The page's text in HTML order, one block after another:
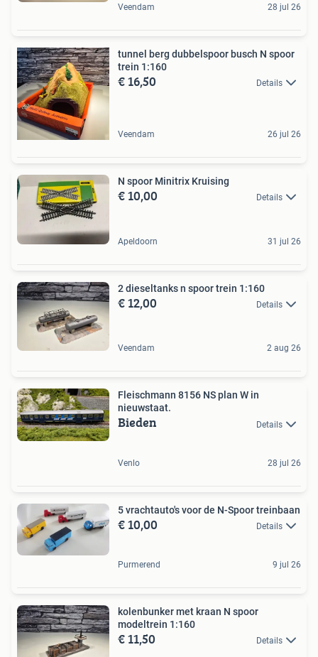
Veendam 28 jul 26
tunnel berg dubbelspoor busch N spoor
trein 1:160
€ 16,50 Details
Veendam 26 jul 26
N spoor Minitrix Kruising
€ 10,00 Details
Apeldoorn 31 jul 26
2 dieseltanks n spoor trein 1:160
€ 12,00 Details
Veendam 2 aug 26
Fleischmann 8156 NS plan W in
nieuwstaat.
Bieden Details
Venlo 28 jul 26
5 vrachtauto's voor de N-Spoor treinbaan
€ 10,00 Details
Purmerend 9 jul 26
kolenbunker met kraan N spoor
modeltrein 1:160
€ 11,50 Details